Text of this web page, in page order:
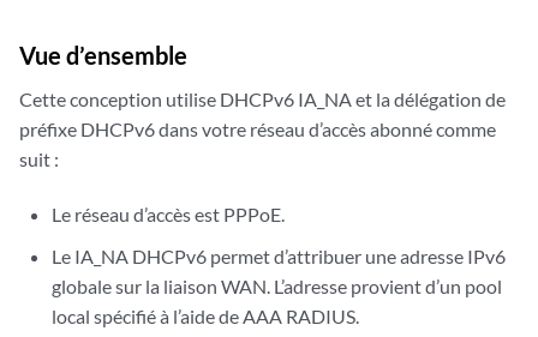
Vue d’ensemble
Cette conception utilise DHCPv6 IA_NA et la délégation de
préfixe DHCPv6 dans votre réseau d’accès abonné comme
suit :
Le réseau d’accès est PPPoE.
Le IA_NA DHCPv6 permet d’attribuer une adresse IPv6
globale sur la liaison WAN. L’adresse provient d’un pool
local spécifié à l’aide de AAA RADIUS.